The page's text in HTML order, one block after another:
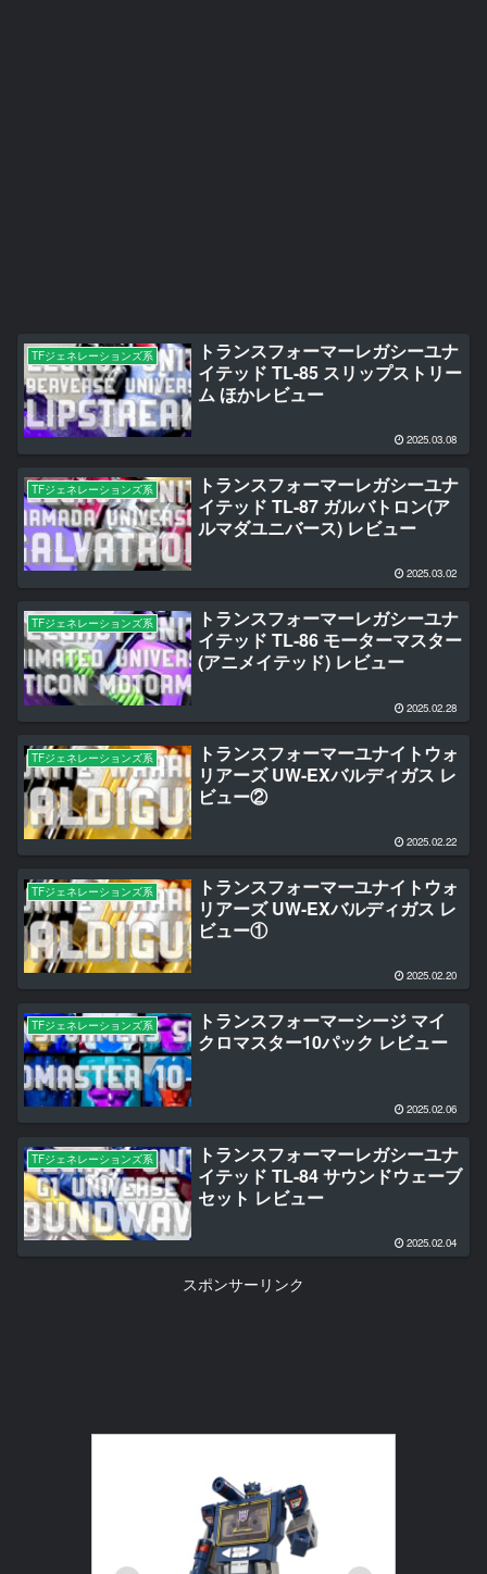
TFジェネレーションズ系
トランスフォーマーレガシーユナ
イテッド TL-85 スリップストリー
ム ほかレビュー
2025.03.08
TFジェネレーションズ系
トランスフォーマーレガシーユナ
イテッド TL-87 ガルバトロン(ア
ルマダユニバース) レビュー
2025.03.02
TFジェネレーションズ系
トランスフォーマーレガシーユナ
イテッド TL-86 モーターマスター
(アニメイテッド) レビュー
2025.02.28
TFジェネレーションズ系
トランスフォーマーユナイトウォ
リアーズ UW-EXバルディガス レ
ビュー②
2025.02.22
TFジェネレーションズ系
トランスフォーマーユナイトウォ
リアーズ UW-EXバルディガス レ
ビュー①
2025.02.20
TFジェネレーションズ系
トランスフォーマーシージ マイ
クロマスター10パック レビュー
2025.02.06
TFジェネレーションズ系
トランスフォーマーレガシーユナ
イテッド TL-84 サウンドウェーブ
セット レビュー
2025.02.04
スポンサーリンク